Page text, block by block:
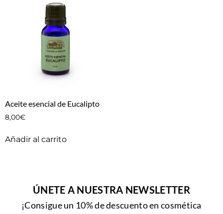
Aceite esencial de Eucalipto
8,00€
Añadir al carrito
ÚNETE A NUESTRA NEWSLETTER
¡Consigue un 10% de descuento en cosmética